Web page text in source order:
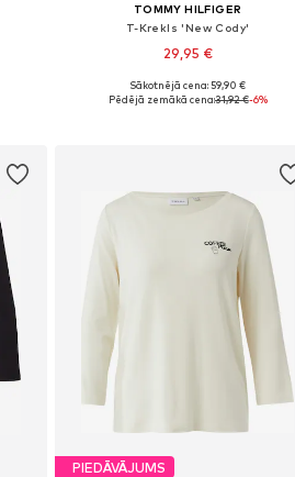
TOMMY HILFIGER
T-Krekls 'New Cody'
29,95 €
+3
Pieejamie izmēri: XXS, XS, S, M, L, XL
Sākotnējā cena: 59,90 €
Pēdējā zemākā cena:31,92 €-6%
PIEDĀVĀJUMS